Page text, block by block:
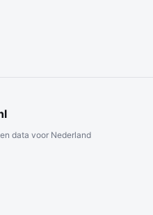
data voor Nederland